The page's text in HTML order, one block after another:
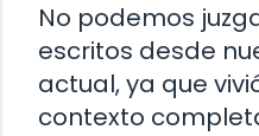
No podemos
escritos desde
actual, ya que
contexto